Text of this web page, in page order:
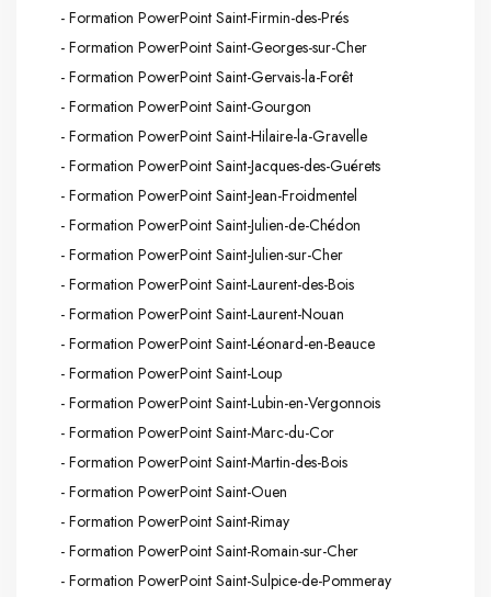
- Formation PowerPoint Saint-Firmin-des-Prés
- Formation PowerPoint Saint-Georges-sur-Cher
- Formation PowerPoint Saint-Gervais-la-Forêt
- Formation PowerPoint Saint-Gourgon
- Formation PowerPoint Saint-Hilaire-la-Gravelle
- Formation PowerPoint Saint-Jacques-des-Guérets
- Formation PowerPoint Saint-Jean-Froidmentel
- Formation PowerPoint Saint-Julien-de-Chédon
- Formation PowerPoint Saint-Julien-sur-Cher
- Formation PowerPoint Saint-Laurent-des-Bois
- Formation PowerPoint Saint-Laurent-Nouan
- Formation PowerPoint Saint-Léonard-en-Beauce
- Formation PowerPoint Saint-Loup
- Formation PowerPoint Saint-Lubin-en-Vergonnois
- Formation PowerPoint Saint-Marc-du-Cor
- Formation PowerPoint Saint-Martin-des-Bois
- Formation PowerPoint Saint-Ouen
- Formation PowerPoint Saint-Rimay
- Formation PowerPoint Saint-Romain-sur-Cher
- Formation PowerPoint Saint-Sulpice-de-Pommeray